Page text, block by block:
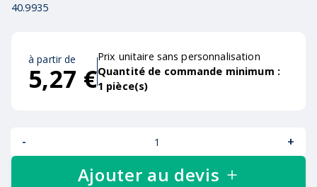
40.9935
à partir de
5,27 €
Prix unitaire sans personnalisation
Quantité de commande minimum :
1 pièce(s)
- +
Ajouter au devis